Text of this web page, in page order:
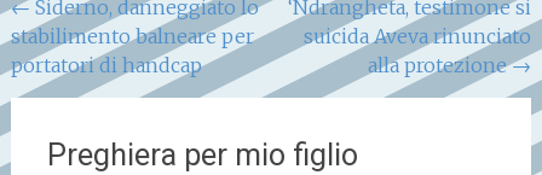
Navigazione
articoli
←Siderno, danneggiato lo
stabilimento balneare per
portatori di handcap
‘Ndrangheta, testimone si
suicida Aveva rinunciato
alla protezione→
Preghiera per mio figlio